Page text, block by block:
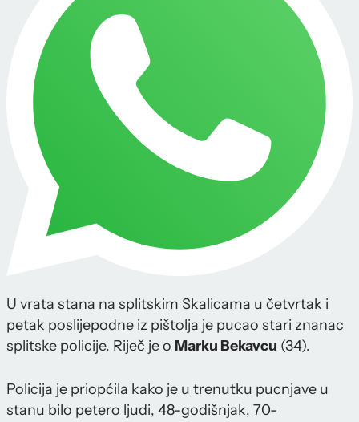
U vrata stana na splitskim Skalicama u četvrtak i
petak poslijepodne iz pištolja je pucao stari znanac
splitske policije. Riječ je o Marku Bekavcu (34).
Policija je priopćila kako je u trenutku pucnjave u
stanu bilo petero ljudi, 48-godišnjak, 70-